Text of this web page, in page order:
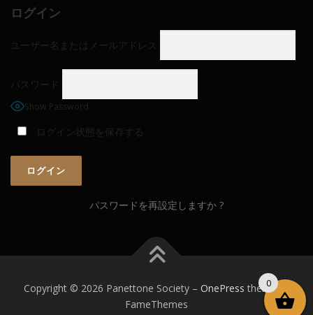
ログイン
ユーザー名またはメールアドレス
パスワード
Show Password
ログイン状態を保存する
パスワードを再設定しますか ?
Copyright © 2026 Panettone Society – OnePress theme by
FameThemes
0